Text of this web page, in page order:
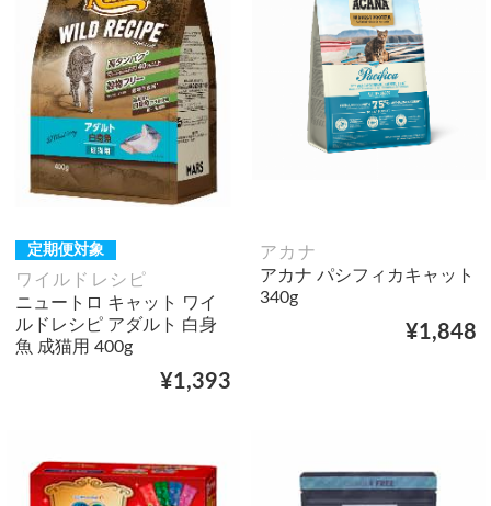
定期便対象
ワイルドレシピ
ニュートロ キャット ワイ
ルドレシピ アダルト 白身
魚 成猫用 400g
¥1,393
アカナ
アカナ パシフィカキャット
340g
¥1,848